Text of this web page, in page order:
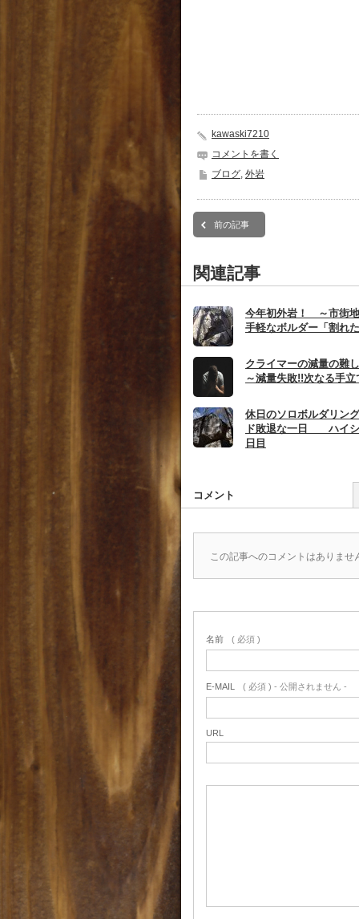
kawaski7210
コメントを書く
ブログ 外岩
前の記事
関連記事
今年初外岩！ ～市街
手軽なボルダー「割れ
クライマーの減量の難
～減量失敗!!次なる手立
休日のソロボルダリン
ド敗退な一日 ハイシ
日目
コメント
この記事へのコメントはありませ
名前 ( 必須 )
E-MAIL ( 必須 ) - 公開されません -
URL